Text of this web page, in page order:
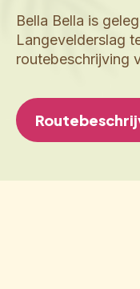
Bella Bella is
Langevelderslag
routebeschrijving